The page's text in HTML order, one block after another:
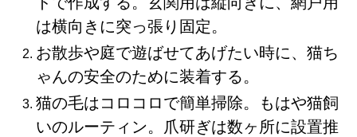
は横向きに突っ張り固定。
お散歩や庭で遊ばせてあげたい時に、猫ち
ゃんの安全のために装着する。
猫の毛はコロコロで簡単掃除。もはや猫飼
いのルーティン。爪研ぎは数ヶ所に設置推